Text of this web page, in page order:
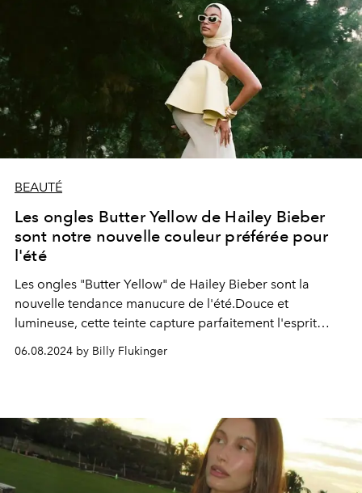
BEAUTÉ
Les ongles Butter Yellow de Hailey Bieber
sont notre nouvelle couleur préférée pour
l'été
Les ongles "Butter Yellow" de Hailey Bieber sont la
nouvelle tendance manucure de l'été.Douce et
lumineuse, cette teinte capture parfaitement l'esprit
06.08.2024 by Billy Flukinger